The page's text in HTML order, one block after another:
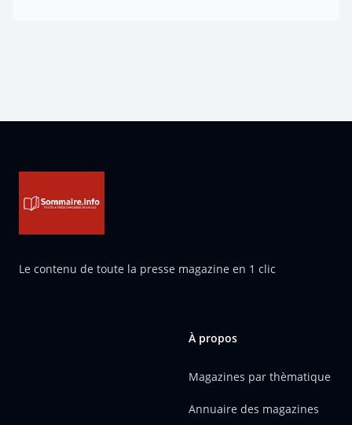
Le contenu de toute la presse magazine en 1 clic
À propos
Magazines par thèmatique
Annuaire des magazines